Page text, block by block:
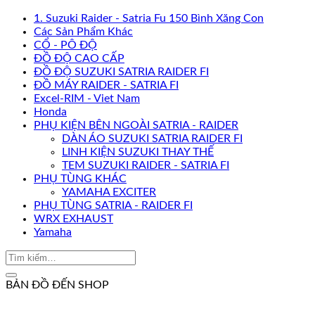
1. Suzuki Raider - Satria Fu 150 Bình Xăng Con
Các Sản Phẩm Khác
CỔ - PÔ ĐỘ
ĐỒ ĐỘ CAO CẤP
ĐỒ ĐỘ SUZUKI SATRIA RAIDER FI
ĐỒ MÁY RAIDER - SATRIA FI
Excel-RIM - Viet Nam
Honda
PHỤ KIỆN BÊN NGOÀI SATRIA - RAIDER
DÀN ÁO SUZUKI SATRIA RAIDER FI
LINH KIỆN SUZUKI THAY THẾ
TEM SUZUKI RAIDER - SATRIA FI
PHỤ TÙNG KHÁC
YAMAHA EXCITER
PHỤ TÙNG SATRIA - RAIDER FI
WRX EXHAUST
Yamaha
BẢN ĐỒ ĐẾN SHOP